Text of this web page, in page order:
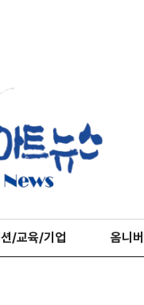
/교육/기업 옴니